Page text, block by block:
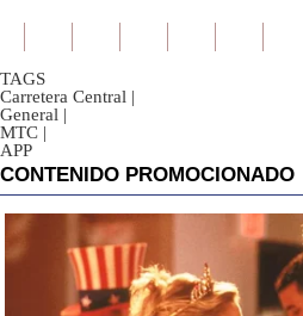
TAGS
Carretera Central |
General |
MTC |
APP